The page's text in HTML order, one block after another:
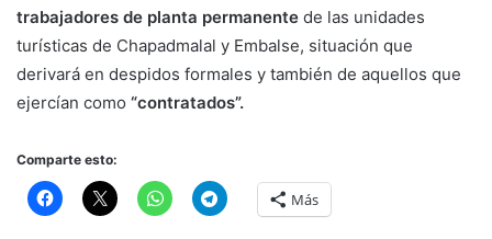
trabajadores de planta permanente de las unidades
turísticas de Chapadmalal y Embalse, situación que
derivará en despidos formales y también de aquellos que
ejercían como “contratados”.
Comparte esto:
Más